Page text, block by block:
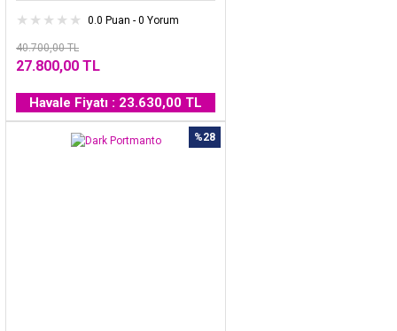
0.0 Puan - 0 Yorum
40.700,00 TL
27.800,00 TL
Havale Fiyatı : 23.630,00 TL
%28